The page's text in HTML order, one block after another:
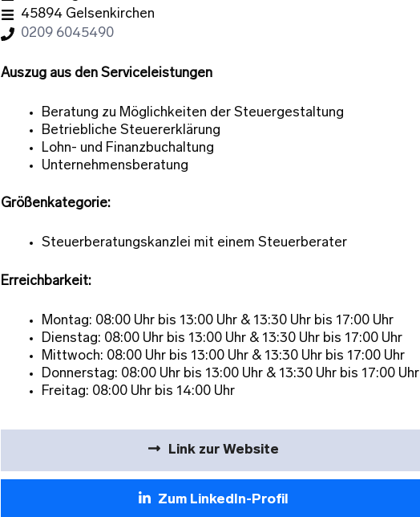
45894 Gelsenkirchen
0209 6045490
Auszug aus den Serviceleistungen
Beratung zu Möglichkeiten der Steuergestaltung
Betriebliche Steuererklärung
Lohn- und Finanzbuchaltung
Unternehmensberatung
Größenkategorie:
Steuerberatungskanzlei mit einem Steuerberater
Erreichbarkeit:
Montag: 08:00 Uhr bis 13:00 Uhr & 13:30 Uhr bis 17:00 Uhr
Dienstag: 08:00 Uhr bis 13:00 Uhr & 13:30 Uhr bis 17:00 Uhr
Mittwoch: 08:00 Uhr bis 13:00 Uhr & 13:30 Uhr bis 17:00 Uhr
Donnerstag: 08:00 Uhr bis 13:00 Uhr & 13:30 Uhr bis 17:00 Uhr
Freitag: 08:00 Uhr bis 14:00 Uhr
Link zur Website
Zum LinkedIn-Profil